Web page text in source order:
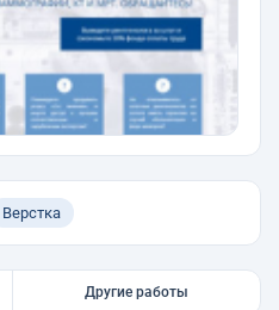
Верстка
Другие работы